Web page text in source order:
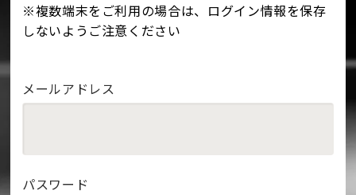
※複数端末をご利用の場合は、ログイン情報を保存
しないようご注意ください
メールアドレス
パスワード